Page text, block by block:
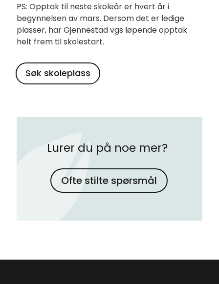
PS: Opptak til neste skoleår er hvert år i
begynnelsen av mars. Dersom det er ledige
plasser, har Gjennestad vgs løpende opptak
helt frem til skolestart.
Søk skoleplass
Lurer du på noe mer?
Ofte stilte spørsmål